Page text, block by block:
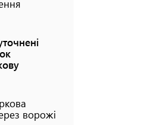
ворожі